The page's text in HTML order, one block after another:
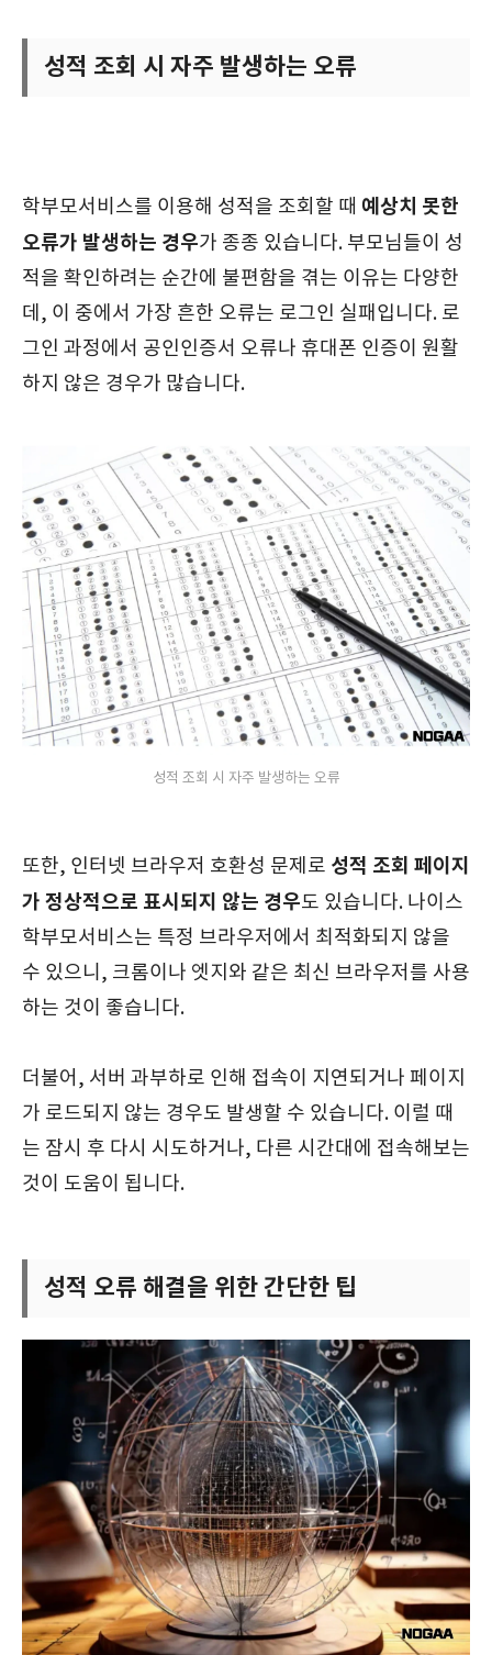
성적 조회 시 자주 발생하는 오류
학부모서비스를 이용해 성적을 조회할 때 예상치 못한
오류가 발생하는 경우가 종종 있습니다. 부모님들이 성
적을 확인하려는 순간에 불편함을 겪는 이유는 다양한
데, 이 중에서 가장 흔한 오류는 로그인 실패입니다. 로
그인 과정에서 공인인증서 오류나 휴대폰 인증이 원활
하지 않은 경우가 많습니다.
성적 조회 시 자주 발생하는 오류
또한, 인터넷 브라우저 호환성 문제로 성적 조회 페이지
가 정상적으로 표시되지 않는 경우도 있습니다. 나이스
학부모서비스는 특정 브라우저에서 최적화되지 않을
수 있으니, 크롬이나 엣지와 같은 최신 브라우저를 사용
하는 것이 좋습니다.
더불어, 서버 과부하로 인해 접속이 지연되거나 페이지
가 로드되지 않는 경우도 발생할 수 있습니다. 이럴 때
는 잠시 후 다시 시도하거나, 다른 시간대에 접속해보는
것이 도움이 됩니다.
성적 오류 해결을 위한 간단한 팁